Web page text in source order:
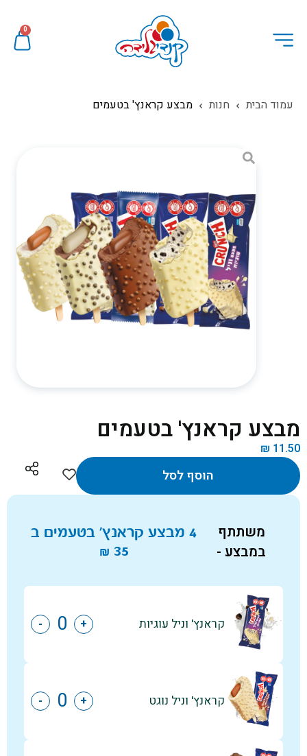
0
עמוד הבית חנות מבצע קראנץ' בטעמים
מבצע קראנץ' בטעמים
₪ 11.50
הוסף לסל
משתתף
במבצע -
4 מבצע קראנץ' בטעמים ב
₪ 35
קראנץ' וניל עוגיות +
-
קראנץ' וניל נוגט +
-